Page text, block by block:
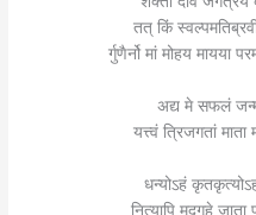
तत् किं
र्गुणैर्नो मां मोहय मायया
अद्य मे सफलं
यत्त्वं त्रिजगतां
धन्योऽहं
नित्यापि मद्गृहे